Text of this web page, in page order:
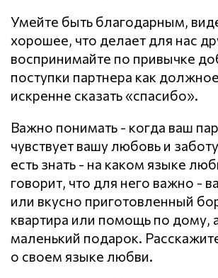
Умейте быть благодарным,
хорошее, что делает для нас
воспринимайте по привычке
поступки партнера как
искренне сказать «спасибо».
Важно понимать - когда ваш
чувствует вашу любовь и
есть знать - на каком языке
говорит, что для него важно -
или вкусно приготовленный
квартира или помощь по дому,
маленький подарок.
о своем языке любви.